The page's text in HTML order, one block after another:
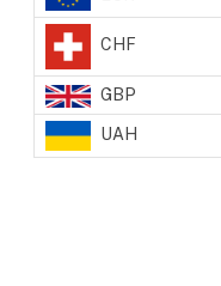
CHF
GBP
UAH